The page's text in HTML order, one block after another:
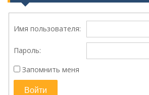
Имя пользователя:
Пароль:
Запомнить меня
Войти